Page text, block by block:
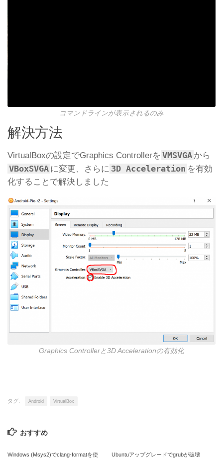
コマンドラインが表示されるのみ
解決方法
VirtualBoxの設定でGraphics Controllerを VMSVGA から
VBoxSVGA に変更、さらに 3D Acceleration を有効
化することで解決しました
Graphics Controllerと3D Accelerationの有効化
タグ: Android VirtualBox
おすすめ
Windows (Msys2)でclang-formatを使
Ubuntuアップグレードでgrubが破壊